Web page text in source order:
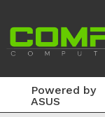
Powered by
ASUS